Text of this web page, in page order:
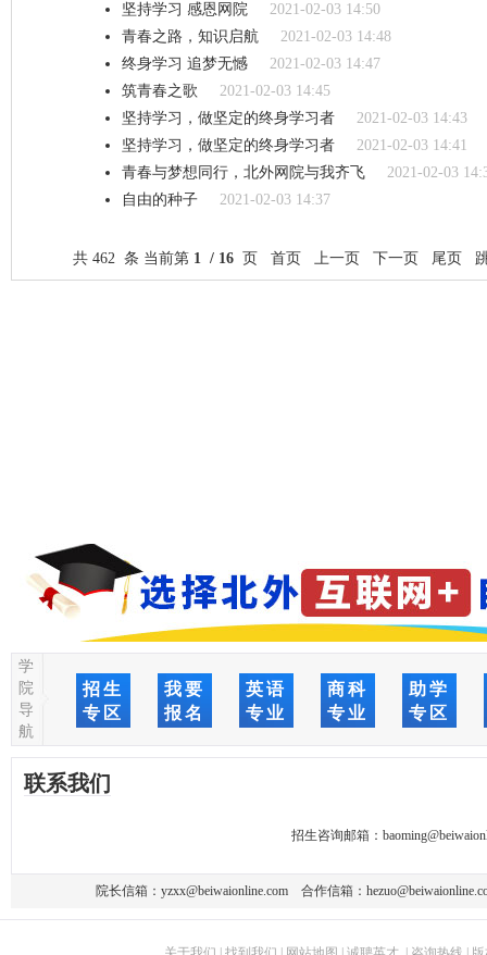
坚持学习 感恩网院
2021-02-03 14:50
青春之路，知识启航
2021-02-03 14:48
终身学习 追梦无憾
2021-02-03 14:47
筑青春之歌
2021-02-03 14:45
坚持学习，做坚定的终身学习者
2021-02-03 14:43
坚持学习，做坚定的终身学习者
2021-02-03 14:41
青春与梦想同行，北外网院与我齐飞
2021-02-03
自由的种子
2021-02-03 14:37
共 462 条 当前第 1 / 16 页 首页 上一页 下一页 尾页
学
院
导
航
招生
专区
我要
报名
英语
专业
商科
专业
助学
专区
联系我们
招生咨询邮箱：
院长信箱： yzxx@beiwaionline.com 合作信箱：